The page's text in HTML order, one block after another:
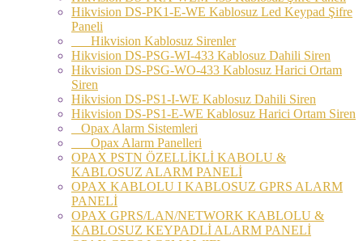
Hikvision DS-PK1-E-WE Kablosuz Led Keypad Şifre
Paneli
Hikvision Kablosuz Sirenler
Hikvision DS-PSG-WI-433 Kablosuz Dahili Siren
Hikvision DS-PSG-WO-433 Kablosuz Harici Ortam
Siren
Hikvision DS-PS1-I-WE Kablosuz Dahili Siren
Hikvision DS-PS1-E-WE Kablosuz Harici Ortam Siren
Opax Alarm Sistemleri
Opax Alarm Panelleri
OPAX PSTN ÖZELLİKLİ KABOLU &
KABLOSUZ ALARM PANELİ
OPAX KABLOLU I KABLOSUZ GPRS ALARM
PANELİ
OPAX GPRS/LAN/NETWORK KABLOLU &
KABLOSUZ KEYPADLİ ALARM PANELİ